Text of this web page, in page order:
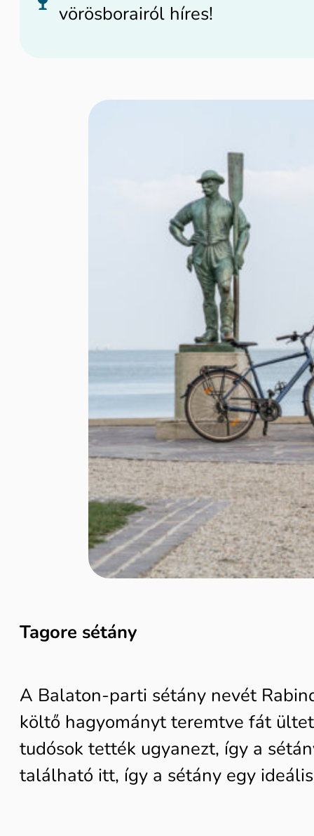
vörösborairól híres!
Tagore sétány
A Balaton-parti sétány nevét
költő hagyományt teremtve fát
tudósok tették ugyanezt, így a
található itt, így a sétány egy